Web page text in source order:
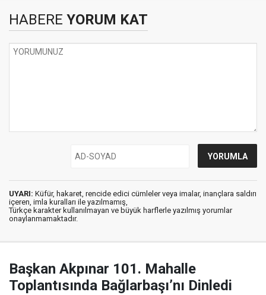
HABERE YORUM KAT
UYARI: Küfür, hakaret, rencide edici cümleler veya imalar, inançlara saldırı
içeren, imla kuralları ile yazılmamış,
Türkçe karakter kullanılmayan ve büyük harflerle yazılmış yorumlar
onaylanmamaktadır.
Başkan Akpınar 101. Mahalle
Toplantısında Bağlarbaşı’nı Dinledi